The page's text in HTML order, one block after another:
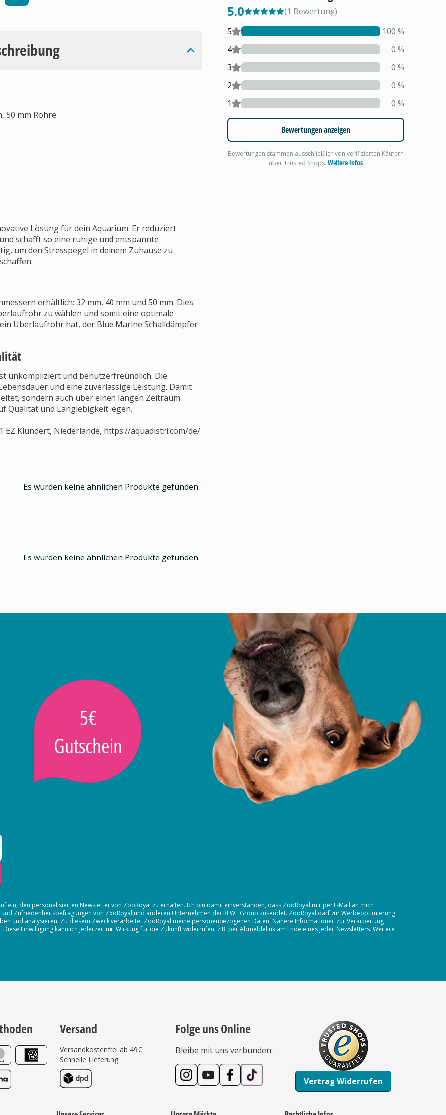
50 mm Rohre
Lösung für dein Aquarium. Er reduziert
schafft so eine ruhige und entspannte
um den Stresspegel in deinem Zuhause zu
erhältlich: 32 mm, 40 mm und 50 mm. Dies
zu wählen und somit eine optimale
Überlaufrohr hat, der Blue Marine Schalldämpfer
unkompliziert und benutzerfreundlich. Die
und eine zuverlässige Leistung. Damit
sondern auch über einen langen Zeitraum
Qualität und Langlebigkeit legen.
EZ Klundert, Niederlande, https://aquadistri.com/de/
5.0 (1 Bewertung)
5
100 %
4
0 %
3
0 %
2
0 %
1
0 %
Bewertungen anzeigen
Bewertungen stammen ausschließlich von verifizierten Käufern
über Trusted Shops.Weitere Infos
Es wurden keine ähnlichen Produkte gefunden.
Es wurden keine ähnlichen Produkte gefunden.
5€
Gutschein
ein, den personalisierten Newslettervon ZooRoyal zu erhalten. Ich bin damit einverstanden, dass ZooRoyal mir per E-Mail an mich
Zufriedenheitsbefragungen von ZooRoyal und anderen Unternehmen der REWE Group zusendet. ZooRoyal darf zur Werbeoptimierung
und analysieren. Zu diesem Zweck verarbeitet ZooRoyal meine personenbezogenen Daten. Nähere Informationen zur Verarbeitung
Einwilligung kann ich jederzeit mit Wirkung für die Zukunft widerrufen, z.B. per Abmeldelink am Ende eines jeden Newsletters. Weitere
Versand
Versandkostenfrei ab 49€
Schnelle Lieferung
Folge uns Online
Bleibe mit uns verbunden:
Vertrag Widerrufen